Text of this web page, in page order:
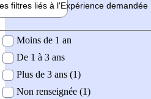
filtres liés à l'Expérience demandée
demandée
Moins de 1 an
De 1 à 3 ans
Plus de 3 ans (1)
Non renseignée (1)